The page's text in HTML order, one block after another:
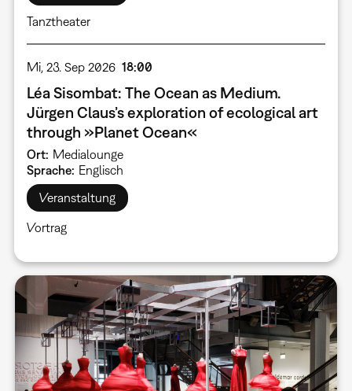
Tanztheater
Mi, 23. Sep 2026 18:00
Léa Sisombat: The Ocean as Medium.
Jürgen Claus’s exploration of ecological art
through »Planet Ocean«
Ort Medialounge
Sprache Englisch
Veranstaltung
Vortrag